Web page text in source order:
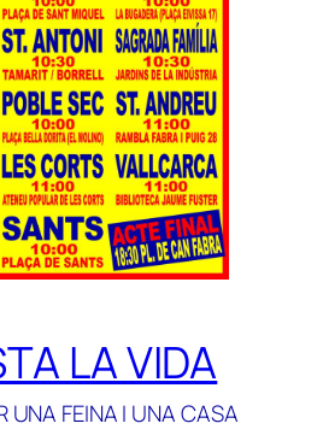
LA VIDA
UNA FEINA I UNA CASA